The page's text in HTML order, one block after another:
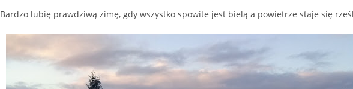
Bardzo lubię prawdziwą zimę, gdy wszystko spowite jest bielą a powietrze staje się